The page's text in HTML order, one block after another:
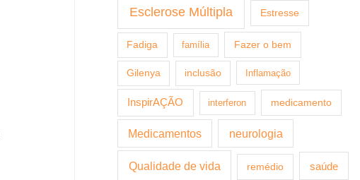
Esclerose Múltipla Estresse
Fadiga família Fazer o bem
Gilenya inclusão Inflamação
InspirAÇÃO interferon medicamento
Medicamentos neurologia
Qualidade de vida remédio saúde